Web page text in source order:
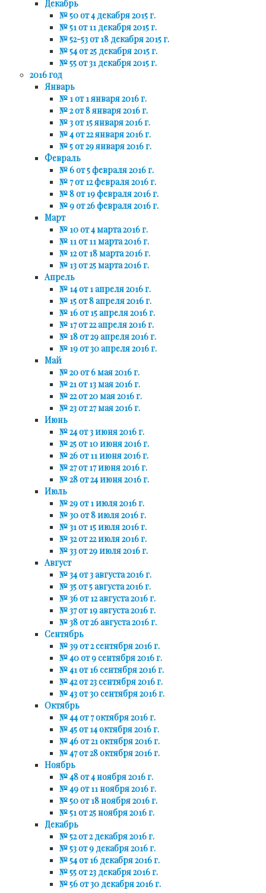
Декабрь
№ 50 от 4 декабря 2015 г.
№ 51 от 11 декабря 2015 г.
№ 52-53 от 18 декабря 2015 г.
№ 54 от 25 декабря 2015 г.
№ 55 от 31 декабря 2015 г.
2016 год
Январь
№ 1 от 1 января 2016 г.
№ 2 от 8 января 2016 г.
№ 3 от 15 января 2016 г.
№ 4 от 22 января 2016 г.
№ 5 от 29 января 2016 г.
Февраль
№ 6 от 5 февраля 2016 г.
№ 7 от 12 февраля 2016 г.
№ 8 от 19 февраля 2016 г.
№ 9 от 26 февраля 2016 г.
Март
№ 10 от 4 марта 2016 г.
№ 11 от 11 марта 2016 г.
№ 12 от 18 марта 2016 г.
№ 13 от 25 марта 2016 г.
Апрель
№ 14 от 1 апреля 2016 г.
№ 15 от 8 апреля 2016 г.
№ 16 от 15 апреля 2016 г.
№ 17 от 22 апреля 2016 г.
№ 18 от 29 апреля 2016 г.
№ 19 от 30 апреля 2016 г.
Май
№ 20 от 6 мая 2016 г.
№ 21 от 13 мая 2016 г.
№ 22 от 20 мая 2016 г.
№ 23 от 27 мая 2016 г.
Июнь
№ 24 от 3 июня 2016 г.
№ 25 от 10 июня 2016 г.
№ 26 от 11 июня 2016 г.
№ 27 от 17 июня 2016 г.
№ 28 от 24 июня 2016 г.
Июль
№ 29 от 1 июля 2016 г.
№ 30 от 8 июля 2016 г.
№ 31 от 15 июля 2016 г.
№ 32 от 22 июля 2016 г.
№ 33 от 29 июля 2016 г.
Август
№ 34 от 3 августа 2016 г.
№ 35 от 5 августа 2016 г.
№ 36 от 12 августа 2016 г.
№ 37 от 19 августа 2016 г.
№ 38 от 26 августа 2016 г.
Сентябрь
№ 39 от 2 сентября 2016 г.
№ 40 от 9 сентября 2016 г.
№ 41 от 16 сентября 2016 г.
№ 42 от 23 сентября 2016 г.
№ 43 от 30 сентября 2016 г.
Октябрь
№ 44 от 7 октября 2016 г.
№ 45 от 14 октября 2016 г.
№ 46 от 21 октября 2016 г.
№ 47 от 28 октября 2016 г.
Ноябрь
№ 48 от 4 ноября 2016 г.
№ 49 от 11 ноября 2016 г.
№ 50 от 18 ноября 2016 г.
№ 51 от 25 ноября 2016 г.
Декабрь
№ 52 от 2 декабря 2016 г.
№ 53 от 9 декабря 2016 г.
№ 54 от 16 декабря 2016 г.
№ 55 от 23 декабря 2016 г.
№ 56 от 30 декабря 2016 г.